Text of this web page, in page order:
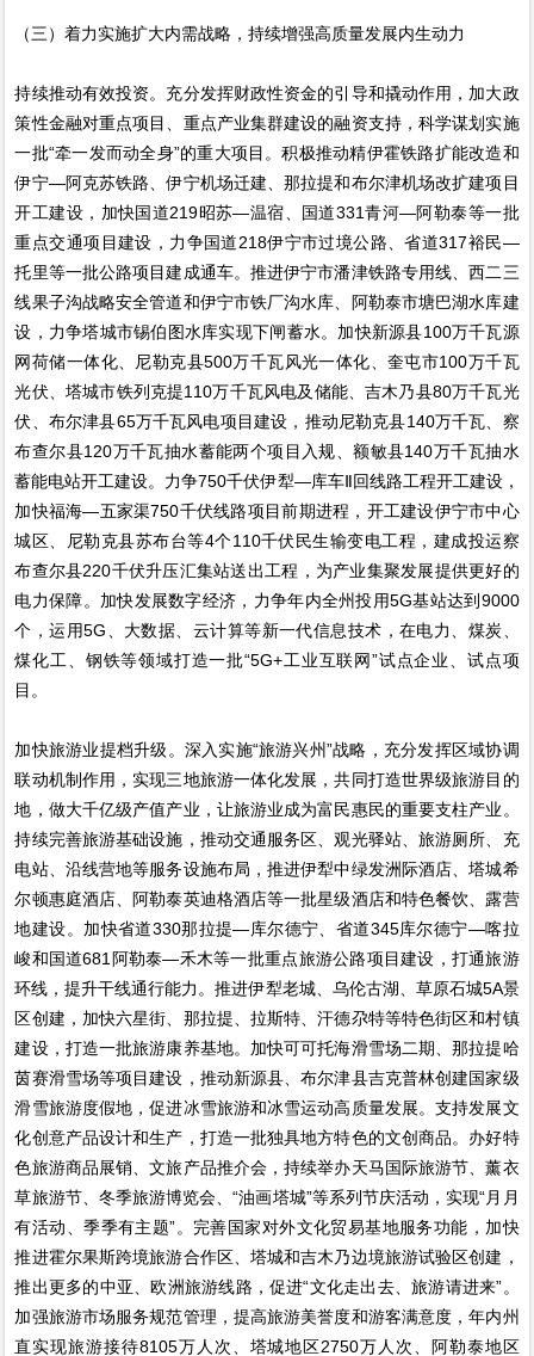
（三）着力实施扩大内需战略，持续增强高质量发展内生动力
持续推动有效投资。充分发挥财政性资金的引导和撬动作用，加大政
策性金融对重点项目、重点产业集群建设的融资支持，科学谋划实施
一批“牵一发而动全身”的重大项目。积极推动精伊霍铁路扩能改造和
伊宁—阿克苏铁路、伊宁机场迁建、那拉提和布尔津机场改扩建项目
开工建设，加快国道219昭苏—温宿、国道331青河—阿勒泰等一批
重点交通项目建设，力争国道218伊宁市过境公路、省道317裕民—
托里等一批公路项目建成通车。推进伊宁市潘津铁路专用线、西二三
线果子沟战略安全管道和伊宁市铁厂沟水库、阿勒泰市塘巴湖水库建
设，力争塔城市锡伯图水库实现下闸蓄水。加快新源县100万千瓦源
网荷储一体化、尼勒克县500万千瓦风光一体化、奎屯市100万千瓦
光伏、塔城市铁列克提110万千瓦风电及储能、吉木乃县80万千瓦光
伏、布尔津县65万千瓦风电项目建设，推动尼勒克县140万千瓦、察
布查尔县120万千瓦抽水蓄能两个项目入规、额敏县140万千瓦抽水
蓄能电站开工建设。力争750千伏伊犁—库车Ⅱ回线路工程开工建设，
加快福海—五家渠750千伏线路项目前期进程，开工建设伊宁市中心
城区、尼勒克县苏布台等4个110千伏民生输变电工程，建成投运察
布查尔县220千伏升压汇集站送出工程，为产业集聚发展提供更好的
电力保障。加快发展数字经济，力争年内全州投用5G基站达到9000
个，运用5G、大数据、云计算等新一代信息技术，在电力、煤炭、
煤化工、钢铁等领域打造一批“5G+工业互联网”试点企业、试点项
目。
加快旅游业提档升级。深入实施“旅游兴州”战略，充分发挥区域协调
联动机制作用，实现三地旅游一体化发展，共同打造世界级旅游目的
地，做大千亿级产值产业，让旅游业成为富民惠民的重要支柱产业。
持续完善旅游基础设施，推动交通服务区、观光驿站、旅游厕所、充
电站、沿线营地等服务设施布局，推进伊犁中绿发洲际酒店、塔城希
尔顿惠庭酒店、阿勒泰英迪格酒店等一批星级酒店和特色餐饮、露营
地建设。加快省道330那拉提—库尔德宁、省道345库尔德宁—喀拉
峻和国道681阿勒泰—禾木等一批重点旅游公路项目建设，打通旅游
环线，提升干线通行能力。推进伊犁老城、乌伦古湖、草原石城5A景
区创建，加快六星街、那拉提、拉斯特、汗德尕特等特色街区和村镇
建设，打造一批旅游康养基地。加快可可托海滑雪场二期、那拉提哈
茵赛滑雪场等项目建设，推动新源县、布尔津县吉克普林创建国家级
滑雪旅游度假地，促进冰雪旅游和冰雪运动高质量发展。支持发展文
化创意产品设计和生产，打造一批独具地方特色的文创商品。办好特
色旅游商品展销、文旅产品推介会，持续举办天马国际旅游节、薰衣
草旅游节、冬季旅游博览会、“油画塔城”等系列节庆活动，实现“月月
有活动、季季有主题”。完善国家对外文化贸易基地服务功能，加快
推进霍尔果斯跨境旅游合作区、塔城和吉木乃边境旅游试验区创建，
推出更多的中亚、欧洲旅游线路，促进“文化走出去、旅游请进来”。
加强旅游市场服务规范管理，提高旅游美誉度和游客满意度，年内州
直实现旅游接待8105万人次、塔城地区2750万人次、阿勒泰地区